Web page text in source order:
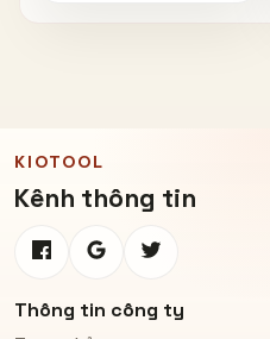
KIOTOOL
Kênh thông tin
Thông tin công ty